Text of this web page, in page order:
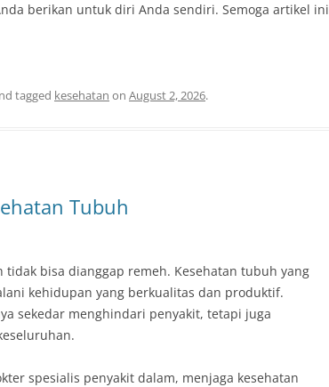
berikan untuk diri Anda sendiri. Semoga artikel ini
tagged kesehatan on August 2, 2026.
Tubuh
tidak bisa dianggap remeh. Kesehatan tubuh yang
kehidupan yang berkualitas dan produktif.
sekedar menghindari penyakit, tetapi juga
spesialis penyakit dalam, menjaga kesehatan